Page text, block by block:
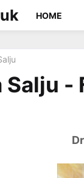
HOME
Salju -